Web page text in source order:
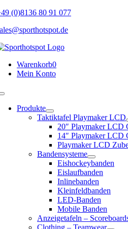
Skip
content
(0)8136 80 91 077
Warenkorb0
Mein Konto
Toggle
NavigationProdukte
Taktiktafel Playmaker LCD
20″ Playmaker LCD
14″ Playmaker LCD
Playmaker LCD
Bandensysteme
Eishockeybanden
Eislaufbanden
Inlinebanden
Kleinfeldbanden
LED-Banden
Mobile Banden
Anzeigetafeln –
Clothing – Teamwear